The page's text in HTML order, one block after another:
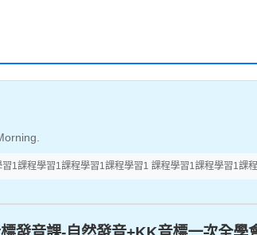
1課程學習1課程學習1課程學習1 課程學習1課程學習1課